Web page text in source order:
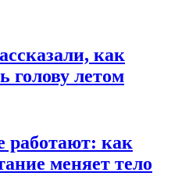
как
голову летом
работают: как
меняет тело